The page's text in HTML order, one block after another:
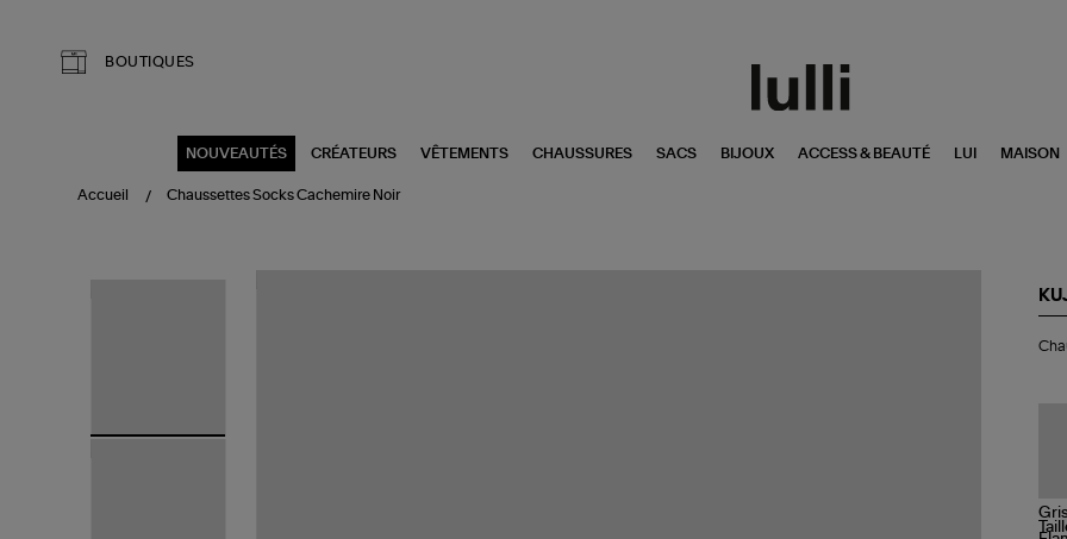
BOUTIQUES
NOUVEAUTÉS CRÉATEURS VÊTEMENTS CHAUSSURES SACS BIJOUX ACCESS & BEAUTÉ LUI MAISON
Accueil Chaussettes Socks Cachemire Noir